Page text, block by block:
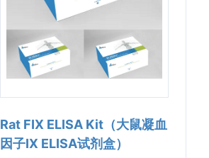
Rat FIX ELISA Kit（大鼠凝血
因子IX ELISA试剂盒）